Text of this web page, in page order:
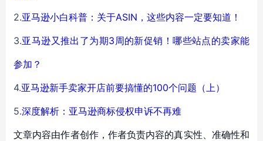
2.亚马逊小白科普：关于ASIN，这些内容一定要知道！
3.亚马逊又推出了为期3周的新促销！哪些站点的卖家能
参加？
4.亚马逊新手卖家开店前要搞懂的100个问题（上）
5.深度解析：亚马逊商标侵权申诉不再难
文章内容由作者创作，作者负责内容的真实性、准确性和